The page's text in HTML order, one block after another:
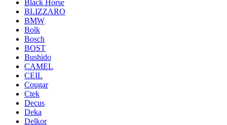
Black Horse
BLIZZARO
BMW
Bolk
Bosch
BOST
Bushido
CAMEL
CEIL
Cougar
Ctek
Decus
Deka
Delkor